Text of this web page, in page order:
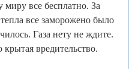
миру все бесплатно. За
все заморожено было
Газа нету не ждите.
вредительство.